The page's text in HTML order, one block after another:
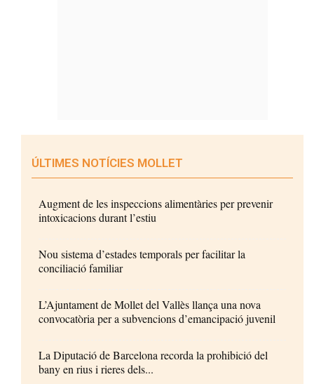
ÚLTIMES NOTÍCIES MOLLET
Augment de les inspeccions alimentàries per prevenir
intoxicacions durant l’estiu
Nou sistema d’estades temporals per facilitar la
conciliació familiar
L’Ajuntament de Mollet del Vallès llança una nova
convocatòria per a subvencions d’emancipació juvenil
La Diputació de Barcelona recorda la prohibició del
bany en rius i rieres dels...